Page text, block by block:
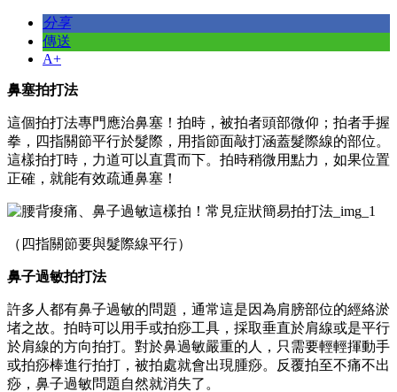
分享
傳送
A+
鼻塞拍打法
這個拍打法專門應治鼻塞！拍時，被拍者頭部微仰；拍者手握
拳，四指關節平行於髮際，用指節面敲打涵蓋髮際線的部位。
這樣拍打時，力道可以直貫而下。拍時稍微用點力，如果位置
正確，就能有效疏通鼻塞！
（四指關節要與髮際線平行）
鼻子過敏拍打法
許多人都有鼻子過敏的問題，通常這是因為肩膀部位的經絡淤
堵之故。拍時可以用手或拍痧工具，採取垂直於肩線或是平行
於肩線的方向拍打。對於鼻過敏嚴重的人，只需要輕輕揮動手
或拍痧棒進行拍打，被拍處就會出現腫痧。反覆拍至不痛不出
痧，鼻子過敏問題自然就消失了。